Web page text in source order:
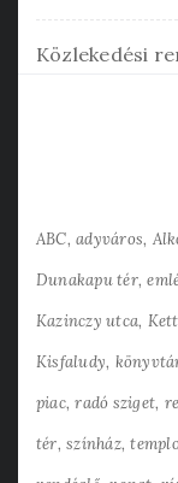
Közlekedési
ABC adyváros
Dunakapu tér
Kazinczy utca
Kisfaludy
piac radó sziget
tér színház